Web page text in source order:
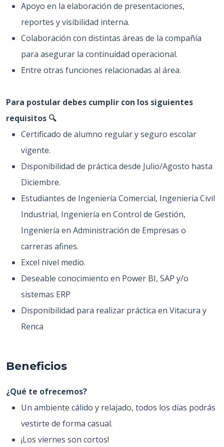
Apoyo en la elaboración de presentaciones,
reportes y visibilidad interna.
Colaboración con distintas áreas de la compañía
para asegurar la continuidad operacional.
Entre otras funciones relacionadas al área.
Para postular debes cumplir con los siguientes
requisitos 🔍
Certificado de alumno regular y seguro escolar
vigente.
Disponibilidad de práctica desde Julio/Agosto hasta
Diciembre.
Estudiantes de Ingeniería Comercial, Ingeniería Civil
Industrial, Ingeniería en Control de Gestión,
Ingeniería en Administración de Empresas o
carreras afines.
Excel nivel medio.
Deseable conocimiento en Power BI, SAP y/o
sistemas ERP
Disponibilidad para realizar práctica en Vitacura y
Renca
Beneficios
¿Qué te ofrecemos?
Un ambiente cálido y relajado, todos los días podrás
vestirte de forma casual.
¡Los viernes son cortos!